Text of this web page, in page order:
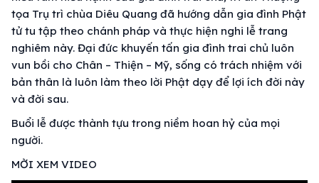
tọa Trụ trì chùa Diêu Quang đã hướng dẫn gia đình Phật
tử tu tập theo chánh pháp và thực hiện nghi lễ trang
nghiêm này. Đại đức khuyến tấn gia đình trai chủ luôn
vun bồi cho Chân – Thiện – Mỹ, sống có trách nhiệm với
bản thân là luôn làm theo lời Phật dạy để lợi ích đời này
và đời sau.
Buổi lễ được thành tựu trong niềm hoan hỷ của mọi
người.
MỜI XEM VIDEO